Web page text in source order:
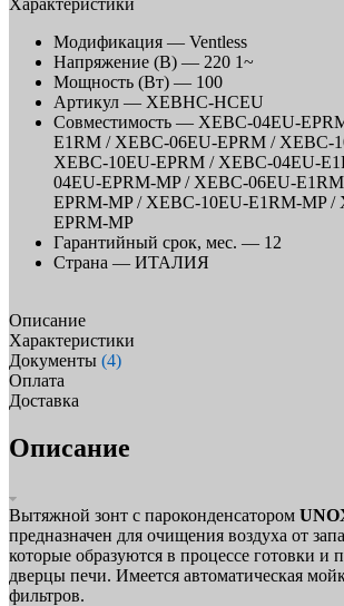
Модификация — Ventless
Напряжение (В) — 220 1~
Мощность (Вт) — 100
Артикул — XEBHC-HCEU
Совместимость — XEBC-04EU-
E1RM / XEBC-06EU-EPRM / XEBC-
XEBC-10EU-EPRM / XEBC-04EU-
04EU-EPRM-MP / XEBC-06EU-
EPRM-MP / XEBC-10EU-E1RM-MP /
EPRM-MP
Гарантийный срок, мес. — 12
Страна — ИТАЛИЯ
Описание
Характеристики
Документы (4)
Оплата
Доставка
Описание
Вытяжной зонт с пароконденсатором
предназначен для очищения воздуха от
которые образуются в процессе готовки и
дверцы печи. Имеется автоматическая
фильтров.